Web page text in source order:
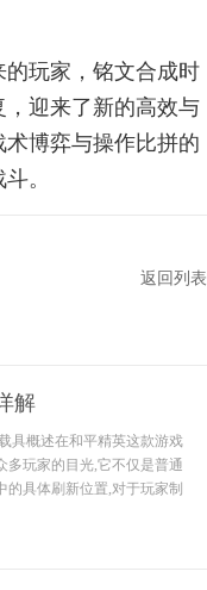
玩家，铭文合成时
迎来了新的高效与
博弈与操作比拼的
。
返回列表
解
具概述在和平精英这款游戏
多玩家的目光,它不仅是普通
具体刷新位置,对于玩家制